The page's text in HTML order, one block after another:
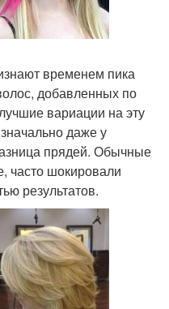
временем пика
добавленных по
вариации на эту
даже у
прядей. Обычные
часто шокировали
результатов.